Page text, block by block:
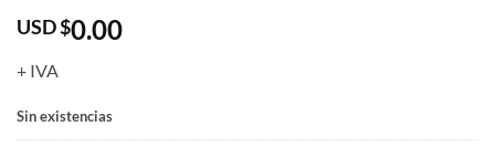
USD $0.00
+ IVA
Sin existencias